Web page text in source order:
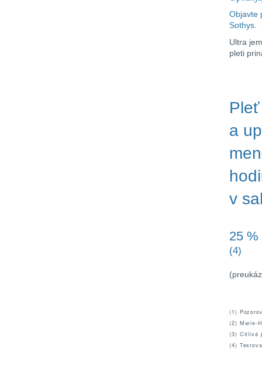
Objavte
Sothys.
Ultra
pleti
a
v
25 %
(4)
(1)
(2) Marie-
(3) Citlivá
(4)